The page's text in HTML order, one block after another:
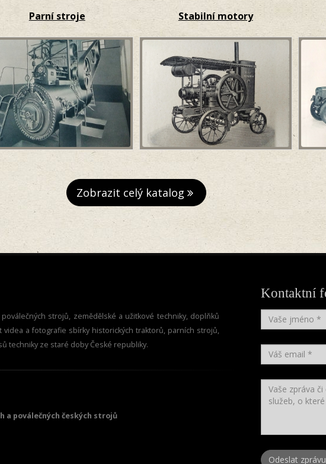
Parní stroje Stabilní motory
Zobrazit celý katalog
strojů, zemědělské a užitkové techniky, doplňků
a fotografie sbírky historických traktorů, parních strojů,
techniky ze staré doby České republiky.
a poválečných českých strojů
Kontaktní